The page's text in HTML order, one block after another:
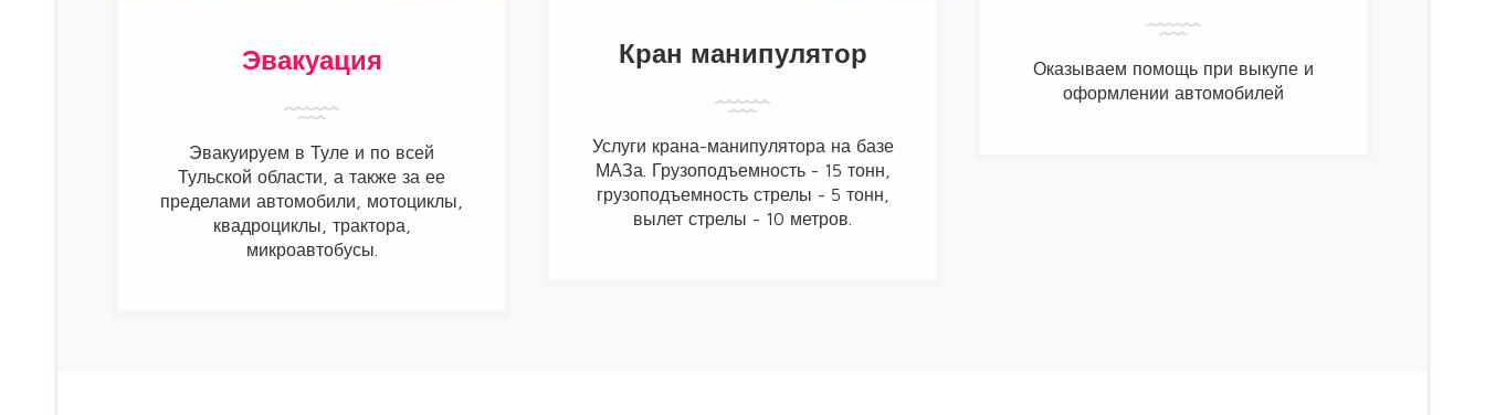
Эвакуация
Эвакуируем в Туле и по всей
Тульской области, а также за ее
пределами автомобили, мотоциклы,
квадроциклы, трактора,
микроавтобусы.
Кран манипулятор
Услуги крана-манипулятора на базе
МАЗа. Грузоподъемность - 15 тонн,
грузоподъемность стрелы - 5 тонн,
вылет стрелы - 10 метров.
Оказываем помощь при выкупе и
оформлении автомобилей